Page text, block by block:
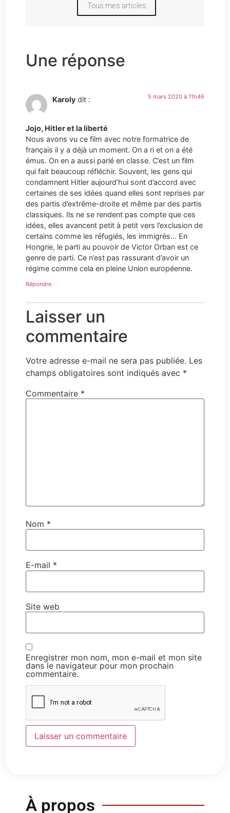
Tous mes articles
Une réponse
Karoly dit : 5 mars 2020 à 11h46
Jojo, Hitler et la liberté
Nous avons vu ce film avec notre formatrice de
français il y a déjà un moment. On a ri et on a été
émus. On en a aussi parlé en classe. C’est un film
qui fait beaucoup réfléchir. Souvent, les gens qui
condamnent Hitler aujourd’hui sont d’accord avec
certaines de ses idées quand elles sont reprises par
des partis d’extrême-droite et même par des partis
classiques. Ils ne se rendent pas compte que ces
idées, elles avancent petit à petit vers l’exclusion de
certains comme les réfugiés, les immigrés… En
Hongrie, le parti au pouvoir de Victor Orban est ce
genre de parti. Ce n’est pas rassurant d’avoir un
régime comme cela en pleine Union européenne.
Répondre
Laisser un
commentaire
Votre adresse e-mail ne sera pas publiée. Les
champs obligatoires sont indiqués avec *
Commentaire *
Nom *
E-mail *
Site web
Enregistrer mon nom, mon e-mail et mon site
dans le navigateur pour mon prochain
commentaire.
À propos